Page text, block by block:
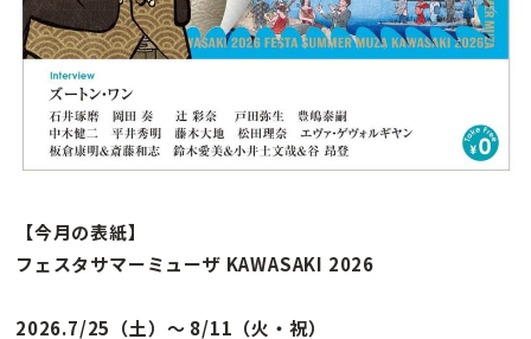
【今月の表紙】
フェスタサマーミューザ KAWASAKI 2026
2026.7/25（土）〜 8/11（火・祝）